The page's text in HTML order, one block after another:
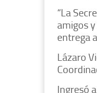
“La
amigos
entrega
Lázaro
Ingresó